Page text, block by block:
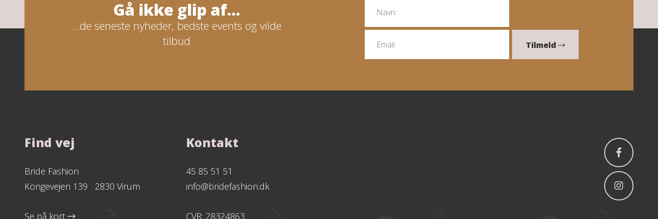
Gå ikke glip af...
...de seneste nyheder, bedste events og vilde
tilbud
Tilmeld
Find vej
Bride Fashion
Kongevejen 139 2830 Virum
Se på kort
Kontakt
45 85 51 51
info@bridefashion.dk
CVR: 28324863